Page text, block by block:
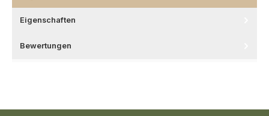
Eigenschaften
Bewertungen